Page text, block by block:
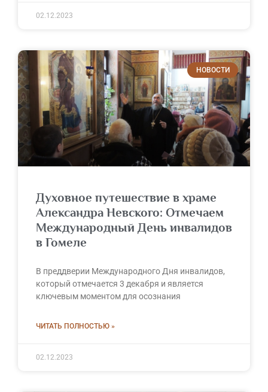
02.12.2023
НОВОСТИ
Духовное путешествие в храме
Александра Невского: Отмечаем
Международный День инвалидов
в Гомеле
В преддверии Международного Дня инвалидов,
который отмечается 3 декабря и является
ключевым моментом для осознания
ЧИТАТЬ ПОЛНОСТЬЮ »
02.12.2023